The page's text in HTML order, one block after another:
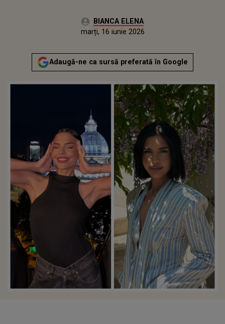
Autor:BIANCA ELENA
Actualizat:
marți, 16 iunie 2026
Adaugă-ne ca sursă preferată în Google